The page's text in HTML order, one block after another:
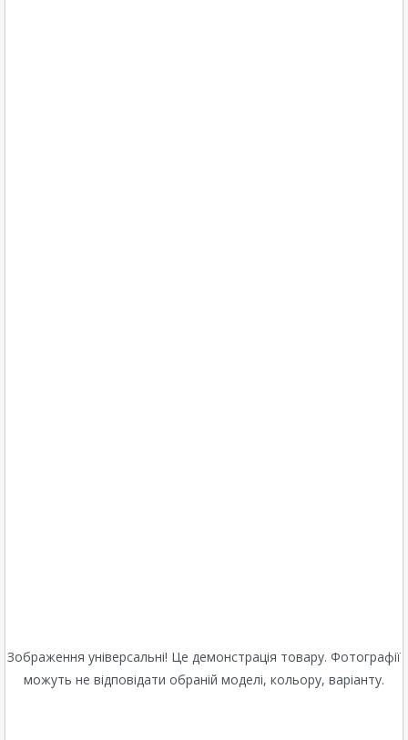
Зображення універсальні! Це демонстрація товару. Фотографії
можуть не відповідати обраній моделі, кольору, варіанту.